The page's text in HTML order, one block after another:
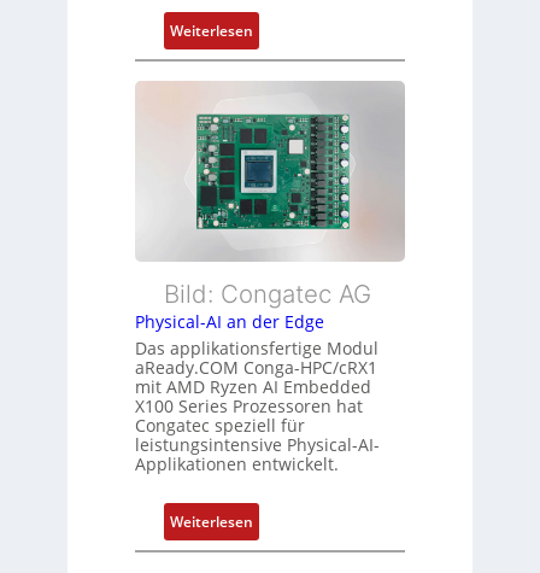
d
b
e
r
w
a
u
n
g
m
e
h
L
e
i
s
t
n
g
Weiterlesen:
F
l
x
i
b
l
e
E
h
e
r
c
a
t
-
r
c
Bild: Congatec AG
Physical-AI an der Edge
Das applikationsfertige Modul
aReady.COM Conga-HPC/cRX1
mit AMD Ryzen AI Embedded
X100 Series Prozessoren hat
Congatec speziell für
leistungsintensive Physical-AI-
Applikationen entwickelt.
Weiterlesen:
P